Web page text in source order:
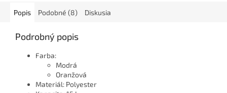
Popis Podobné (8) Diskusia
Podrobný popis
Farba:
Modrá
Oranžová
Materiál: Polyester